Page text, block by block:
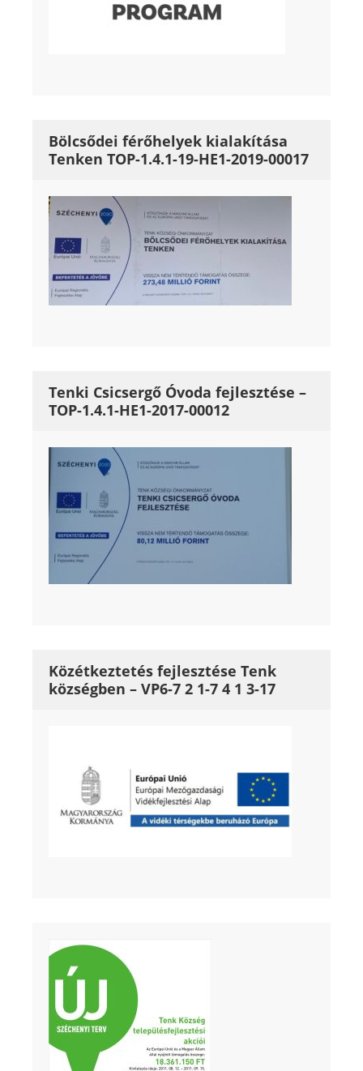
Bölcsődei férőhelyek kialakítása
Tenken TOP-1.4.1-19-HE1-2019-00017
Tenki Csicsergő Óvoda fejlesztése –
TOP-1.4.1-HE1-2017-00012
Közétkeztetés fejlesztése Tenk
községben – VP6-7 2 1-7 4 1 3-17